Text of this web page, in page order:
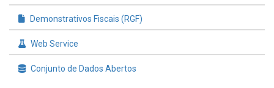
Demonstrativos Fiscais (RGF)
Web Service
Conjunto de Dados Abertos